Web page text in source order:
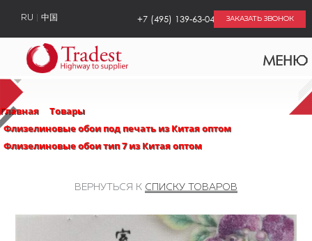
МЕНЮ
RU 中国 ЗАКАЗАТЬ ЗВОНОК
+7 (495) 139-63-04
Главная
Товары
Флизелиновые обои под печать из Китая оптом
Флизелиновые обои тип 7 из Китая оптом
ВЕРНУТЬСЯ К СПИСКУ ТОВАРОВ